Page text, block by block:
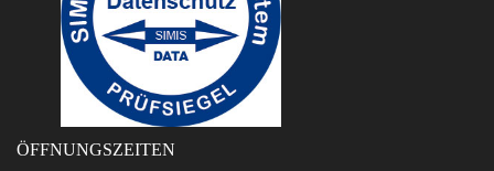
ÖFFNUNGSZEITEN